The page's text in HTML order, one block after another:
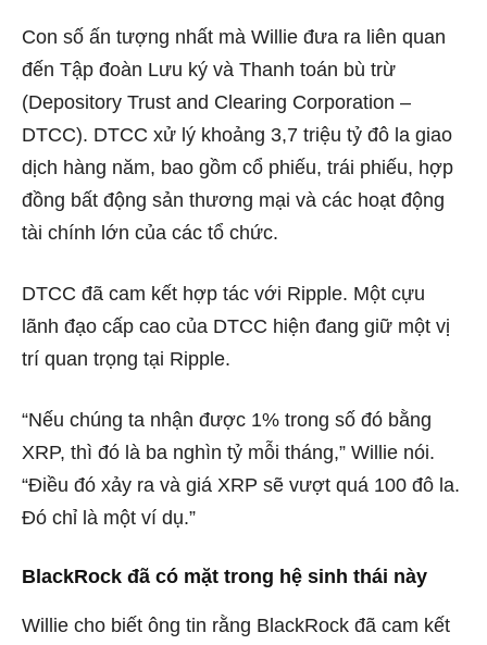
Con số ấn tượng nhất mà Willie đưa ra liên quan
đến Tập đoàn Lưu ký và Thanh toán bù trừ
(Depository Trust and Clearing Corporation –
DTCC). DTCC xử lý khoảng 3,7 triệu tỷ đô la giao
dịch hàng năm, bao gồm cổ phiếu, trái phiếu, hợp
đồng bất động sản thương mại và các hoạt động
tài chính lớn của các tổ chức.
DTCC đã cam kết hợp tác với Ripple. Một cựu
lãnh đạo cấp cao của DTCC hiện đang giữ một vị
trí quan trọng tại Ripple.
“Nếu chúng ta nhận được 1% trong số đó bằng
XRP, thì đó là ba nghìn tỷ mỗi tháng,” Willie nói.
“Điều đó xảy ra và giá XRP sẽ vượt quá 100 đô la.
Đó chỉ là một ví dụ.”
BlackRock đã có mặt trong hệ sinh thái này
Willie cho biết ông tin rằng BlackRock đã cam kết